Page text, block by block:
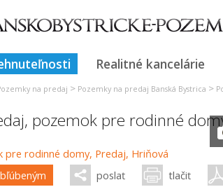
Realitné kancelárie
na predaj > Pozemky na predaj Banská Bystrica >
pozemok pre rodinné
poslať tlačiť